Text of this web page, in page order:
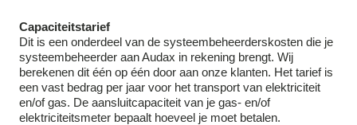
Capaciteitstarief
Dit is een onderdeel van de systeembeheerderskosten die je
systeembeheerder aan Audax in rekening brengt. Wij
berekenen dit één op één door aan onze klanten. Het tarief is
een vast bedrag per jaar voor het transport van elektriciteit
en/of gas. De aansluitcapaciteit van je gas- en/of
elektriciteitsmeter bepaalt hoeveel je moet betalen.